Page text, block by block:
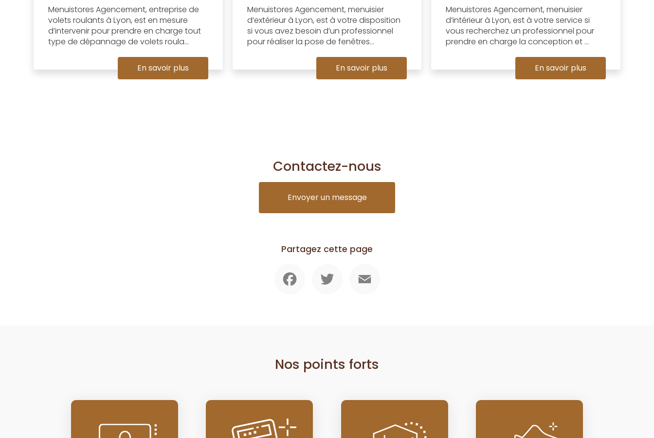
Menuistores Agencement, entreprise de
volets roulants à Lyon, est en mesure
d’intervenir pour prendre en charge tout
type de dépannage de volets roula...
En savoir plus
Menuistores Agencement, menuisier
d’extérieur à Lyon, est à votre disposition
si vous avez besoin d’un professionnel
pour réaliser la pose de fenêtres...
En savoir plus
Menuistores Agencement, menuisier
d’intérieur à Lyon, est à votre service si
vous recherchez un professionnel pour
prendre en charge la conception et ...
En savoir plus
Contactez-nous
Envoyer un message
Partagez cette page
Nos points forts